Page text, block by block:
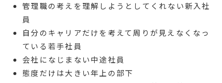
管理職の考えを理解しようとしてくれない新入社
員
自分のキャリアだけを考えて周りが見えなくなっ
ている若手社員
会社になじまない中途社員
態度だけは大きい年上の部下